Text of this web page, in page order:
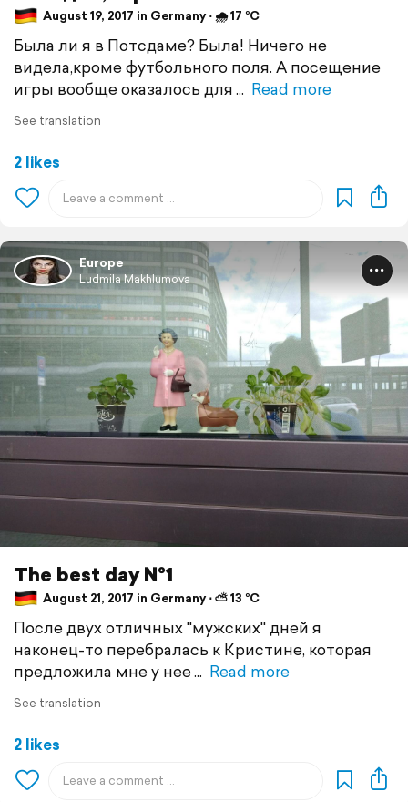
August 19, 2017 in Germany ⋅ 🌧 17 °C
Была ли я в Потсдаме? Была! Ничего не
видела,кроме футбольного поля. А посещение
игры вообще оказалось для
Read more
See translation
2 likes
Europe
Ludmila Makhlumova
The best day №1
August 21, 2017 in Germany ⋅ ⛅ 13 °C
После двух отличных "мужских" дней я
наконец-то перебралась к Кристине, которая
предложила мне у нее
Read more
See translation
2 likes